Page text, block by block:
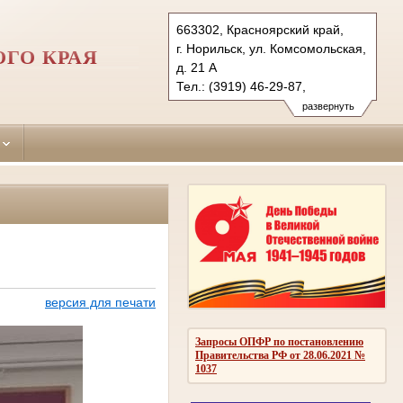
развернуть
663302, Красноярский край,
г. Норильск, ул. Комсомольская,
д. 21 А
Тел.: (3919) 46-29-87,
(3919) 46-44-83
norilsk.krk@sudrf.ru
КРАЯ
Запросы ОПФР по постановлению
Правительства РФ от 28.06.2021 №
1037
версия для печати